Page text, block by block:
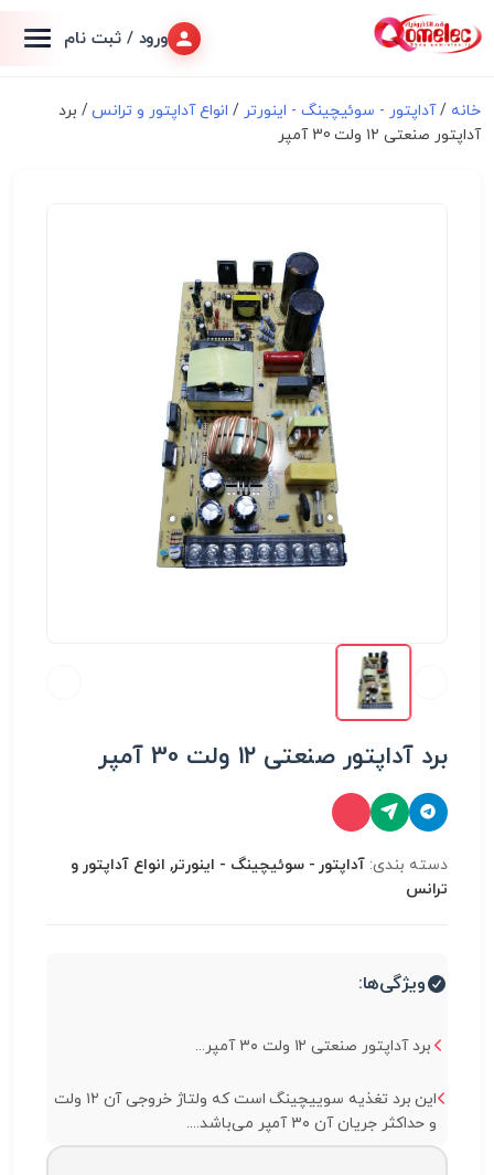
ورود / ثبت نام
خانه /آداپتور - سوئیچینگ - اینورتر / انواع آداپتور و ترانس/ برد
آداپتور صنعتی ۱۲ ولت 30 آمپر
برد آداپتور صنعتی ۱۲ ولت 30 آمپر
دسته بندی: آداپتور - سوئیچینگ - اینورتر, انواع آداپتور و
ترانس
ویژگی‌ها:
برد آداپتور صنعتی ۱۲ ولت ۳۰ آمپر...
این برد تغذیه سوییچینگ است که ولتاژ خروجی آن ۱۲ ولت
و حداکثر جریان آن ۳۰ آمپر می‌باشد....